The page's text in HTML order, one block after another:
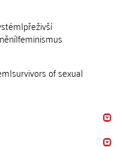
of sexual